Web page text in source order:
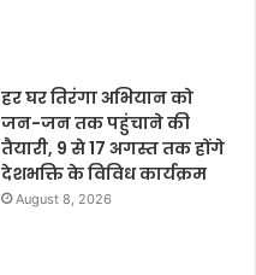
हर घर तिरंगा अभियान को
जन-जन तक पहुंचाने की
तैयारी, 9 से 17 अगस्त तक होंगे
देशभक्ति के विविध कार्यक्रम
August 8, 2026